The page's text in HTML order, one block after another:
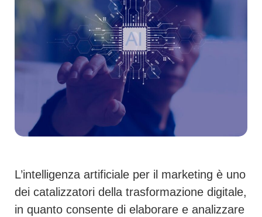
L’intelligenza artificiale per il marketing è uno
dei catalizzatori della trasformazione digitale,
in quanto consente di elaborare e analizzare